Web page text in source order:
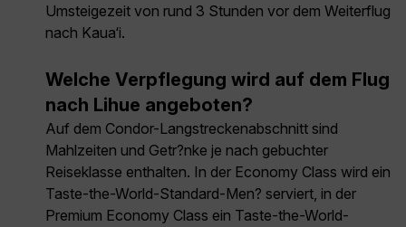
Umsteigezeit von rund 3 Stunden vor dem Weiterflug
nach Kaua‘i.
Welche Verpflegung wird auf dem Flug
nach Lihue angeboten?
Auf dem Condor-Langstreckenabschnitt sind
Mahlzeiten und Getr?nke je nach gebuchter
Reiseklasse enthalten. In der Economy Class wird ein
Taste-the-World-Standard-Men? serviert, in der
Premium Economy Class ein Taste-the-World-